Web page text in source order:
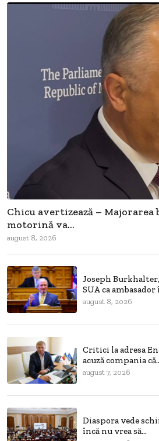
Chicu avertizează – Majorarea
motorină va...
august 8, 2026
Joseph
SUA ca ambasador
august 8, 2026
Critici la adresa
acuză compania
august 7, 2026
Diaspora vede
încă nu vrea să...